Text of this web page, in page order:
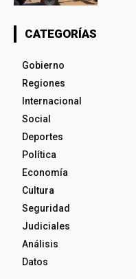
CATEGORÍAS
Gobierno
Regiones
Internacional
Social
Deportes
Política
Economía
Cultura
Seguridad
Judiciales
Análisis
Datos